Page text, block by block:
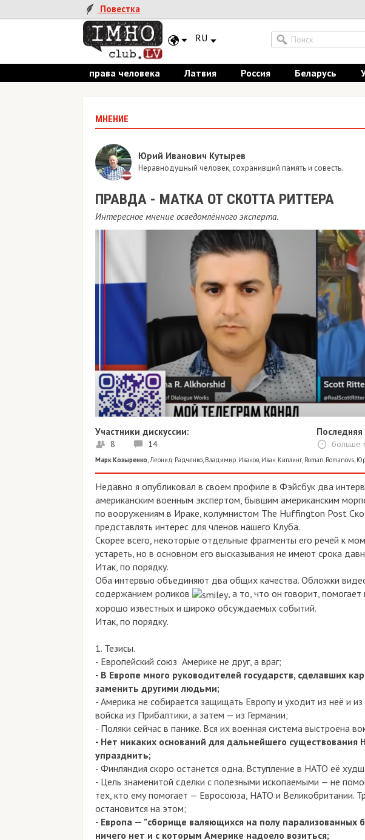
Повестка
RU
права человека Латвия Россия Беларусь
МНЕНИЕ
Юрий Иванович Кутырев
Неравнодушный человек, сохранивший память и совесть.
ПРАВДА - МАТКА ОТ СКОТТА РИТТЕРА
Интересное мнение осведомлённого эксперта.
Участники дискуссии:
8 14
Последняя
больше
Марк Козыренко,Леонид Радченко, Владимир Иванов, Иван Киплинг, Roman Romanovs,
Недавно я опубликовал в своем профиле в Фэйсбук два
американским военным экспертом, бывшим американским
по вооружениям в Ираке, колумнистом The Huffington Post
представлять интерес для членов нашего Клуба.
Скорее всего, некоторые отдельные фрагменты его речей к
устареть, но в основном его высказывания не имеют срока
Итак, по порядку.
Оба интервью объединяют два общих качества. Обложки
содержанием роликов
, а то, что он говорит,
хорошо известных и широко обсуждаемых событий.
Итак, по порядку.
1. Тезисы.
- Европейский союз Америке не друг, а враг;
- В Европе много руководителей государств, сделавших
заменить другими людьми;
- Америка не собирается защищать Европу и уходит из неё и
войска из Прибалтики, а затем — из Германии;
- Поляки сейчас в панике. Вся их военная система выстроена
- Нет никаких оснований для дальнейшего
упразднить;
- Финляндия скоро останется одна. Вступление в НАТО её
- Цель знаменитой сделки с полезными ископаемыми — не
тех, кто ему помогает — Евросоюза, НАТО и Великобритании.
остановится на этом;
- Европа — "сборище валяющихся на полу парализованных
ничего нет и с которым Америке надоело возиться;